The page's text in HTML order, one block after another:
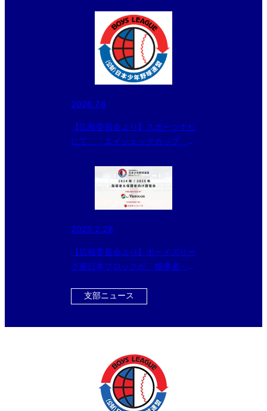
会』小学部は埼玉新座ボーイズが
3年ぶりの優勝！の記事が配信さ
れました。
2026.7.6
【広報委員会より】スポーツナビ
にて、「エイジェックカップ 第
組み合わせが決定！」記事を配信
2025.2.28
【広報委員会より】ボーイズリー
グ東日本ブロックが「指導者・保
ン」を開催！
支部ニュース